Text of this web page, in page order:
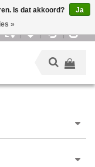
Is dat akkoord?
Ja
»